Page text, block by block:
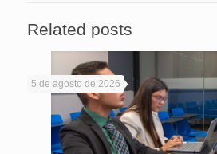
Related posts
5 de agosto de 2026